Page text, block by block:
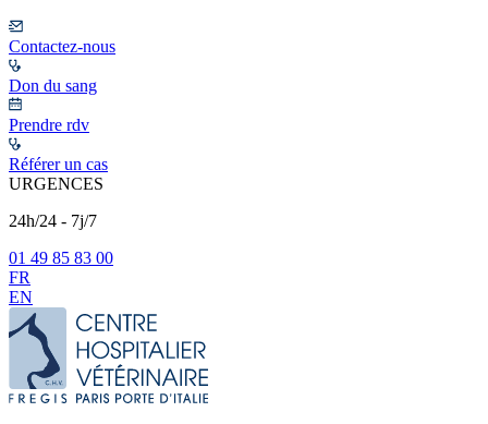
Contactez-nous
Don du sang
Prendre rdv
Référer un cas
URGENCES
24h/24 - 7j/7
01 49 85 83 00
FR
EN